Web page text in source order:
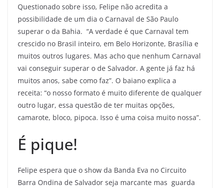
Questionado sobre isso, Felipe não acredita a
possibilidade de um dia o Carnaval de São Paulo
superar o da Bahia. “A verdade é que Carnaval tem
crescido no Brasil inteiro, em Belo Horizonte, Brasília e
muitos outros lugares. Mas acho que nenhum Carnaval
vai conseguir superar o de Salvador. A gente já faz há
muitos anos, sabe como faz”. O baiano explica a
receita: “o nosso formato é muito diferente de qualquer
outro lugar, essa questão de ter muitas opções,
camarote, bloco, pipoca. Isso é uma coisa muito nossa”.
É pique!
Felipe espera que o show da Banda Eva no Circuito
Barra Ondina de Salvador seja marcante mas guarda